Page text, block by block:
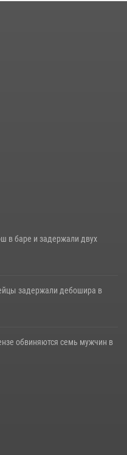
в баре и задержали двух
задержали дебошира в
обвиняются семь мужчин в